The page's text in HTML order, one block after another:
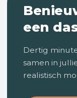
een
Dertig
samen in
realistisch